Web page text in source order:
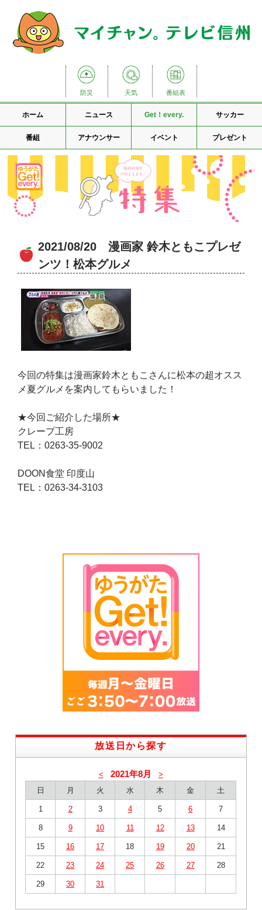
防災 天気 番組表
ホーム ニュース Get！every. サッカー
番組 アナウンサー イベント プレゼント
2021/08/20 漫画家 鈴木ともこプレゼ
ンツ！松本グルメ
今回の特集は漫画家鈴木ともこさんに松本の超オスス
メ夏グルメを案内してもらいました！
★今回ご紹介した場所★
クレープ工房
TEL：0263-35-9002
DOON食堂 印度山
TEL：0263-34-3103
放送日から探す
< 2021年8月
>
日
月 火 水 木 金 土
1 2 3 4 5 6 7
8 9 10 11 12 13 14
15 16 17 18 19 20 21
22 23 24 25 26 27 28
29 30 31